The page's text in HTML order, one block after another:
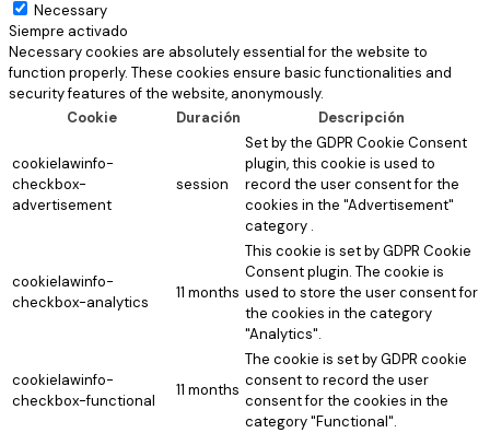
Necessary
Siempre activado
Necessary cookies are absolutely essential for the website to
function properly. These cookies ensure basic functionalities and
security features of the website, anonymously.
Cookie
Duración Descripción
cookielawinfo-
checkbox-
advertisement
session
Set by the GDPR Cookie Consent
plugin, this cookie is used to
record the user consent for the
cookies in the "Advertisement"
category .
cookielawinfo-
checkbox-analytics
11 months
This cookie is set by GDPR Cookie
Consent plugin. The cookie is
used to store the user consent for
the cookies in the category
"Analytics".
cookielawinfo-
checkbox-functional
11 months
The cookie is set by GDPR cookie
consent to record the user
consent for the cookies in the
category "Functional".